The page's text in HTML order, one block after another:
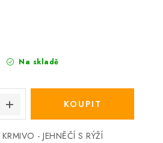
Na skladě
- JEHNĚČÍ S RÝŽÍ